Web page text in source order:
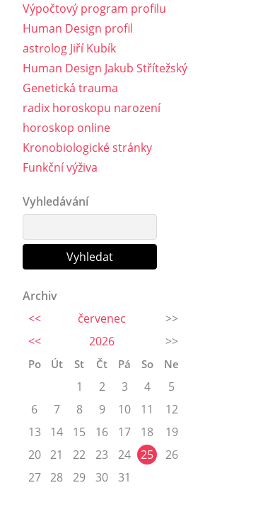
Výpočtový program profilu
Human Design profil
astrolog Jiří Kubík
Human Design Jakub Střítežský
Genetická trauma
radix horoskopu narození
horoskop online
Kronobiologické stránky
Funkční výživa
Vyhledávání
Archiv
<<
červenec
>>
<<
2026 >>
Po Út St Čt Pá So Ne
1 2 3 4
5
6
7 8 9 10 11
12
13
14 15 16 17 18
19
20
21 22 23 24 25
26
27
28 29 30 31